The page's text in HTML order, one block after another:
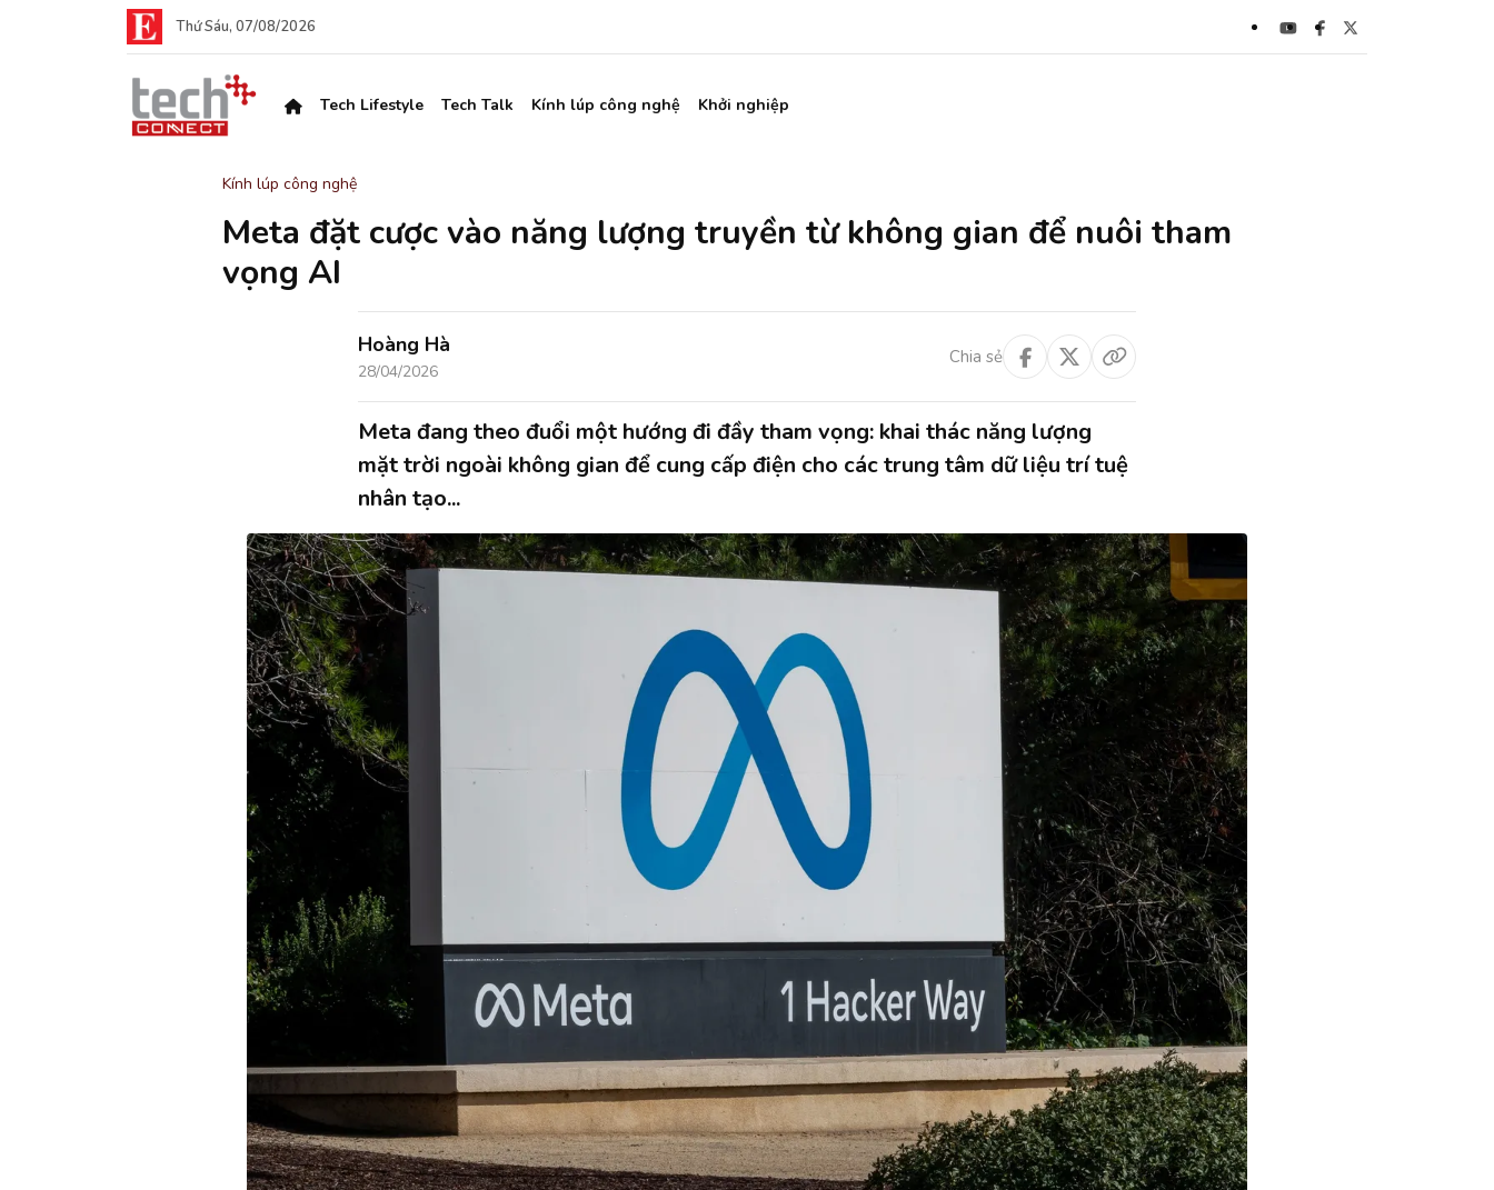
Thứ Sáu, 07/08/2026
Tech Lifestyle Tech Talk Kính lúp công nghệ Khởi nghiệp
Kính lúp công nghệ
Meta đặt cược vào năng lượng truyền từ không gian để nuôi tham
vọng AI
Hoàng Hà
28/04/2026
Chia sẻ
Meta đang theo đuổi một hướng đi đầy tham vọng: khai thác năng lượng
mặt trời ngoài không gian để cung cấp điện cho các trung tâm dữ liệu trí tuệ
nhân tạo...